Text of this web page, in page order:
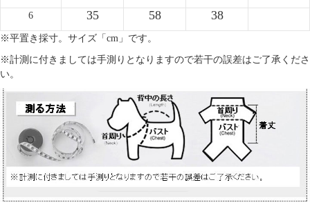
6 35 58 38
※平置き採寸。サイズ「cm」です。
※計測に付きましては手測りとなりますので若干の誤差はご了承くださ
い。